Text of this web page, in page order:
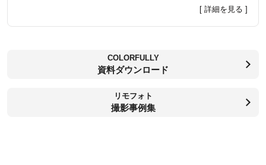
[ 詳細を見る ]
COLORFULLY
資料ダウンロード
リモフォト
撮影事例集